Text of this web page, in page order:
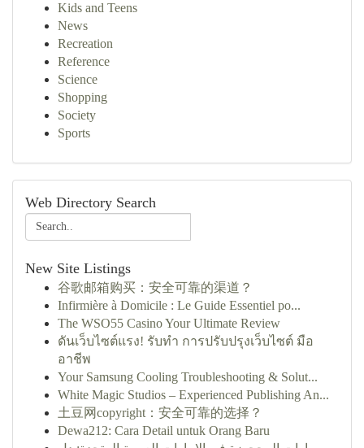
Kids and Teens
News
Recreation
Reference
Science
Shopping
Society
Sports
Web Directory Search
New Site Listings
谷歌邮箱购买：安全可靠的渠道？
Infirmière à Domicile : Le Guide Essentiel po...
The WSO55 Casino Your Ultimate Review
ดันเว็บไซต์แรง! รับทำ การปรับปรุงเว็บไซต์ มือ
อาชีพ
Your Samsung Cooling Troubleshooting & Solut...
White Magic Studios – Experienced Publishing An...
土豆网copyright：安全可靠的选择？
Dewa212: Cara Detail untuk Orang Baru